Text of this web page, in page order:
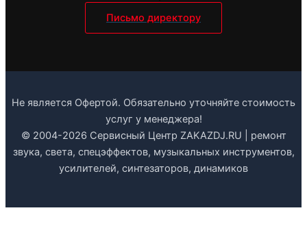
Письмо директору
Не является Офертой. Обязательно уточняйте стоимость
услуг у менеджера!
© 2004-2026 Сервисный Центр ZAKAZDJ.RU | ремонт
звука, света, спецэффектов, музыкальных инструментов,
усилителей, синтезаторов, динамиков